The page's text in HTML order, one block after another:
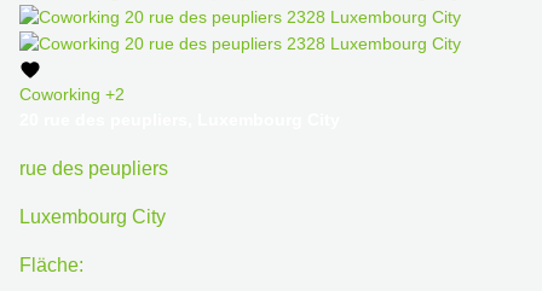
Coworking +2
rue des peupliers
Luxembourg City
Fläche: